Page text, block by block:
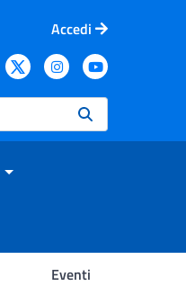
Accedi
Eventi